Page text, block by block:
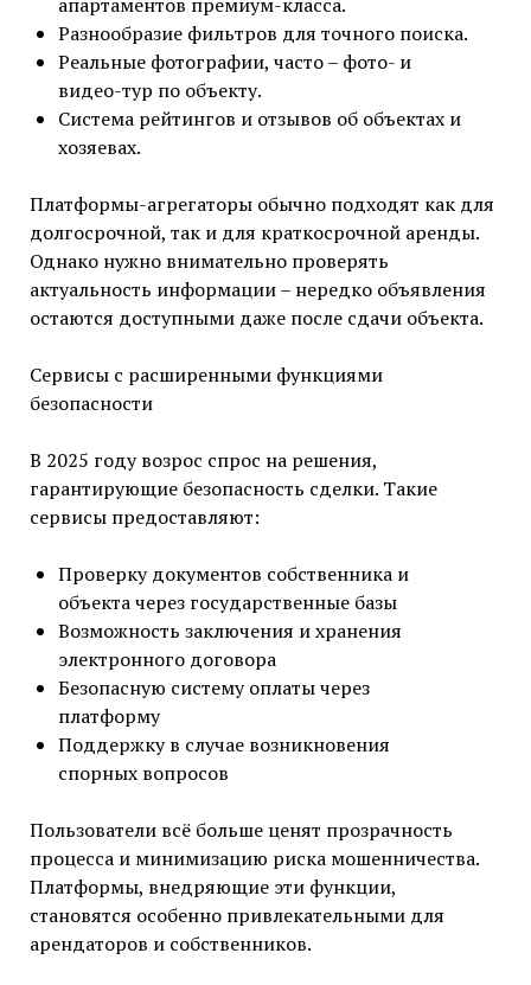
Разнообразие фильтров для точного поиска.
Реальные фотографии, часто – фото- и
видео-тур по объекту.
Система рейтингов и отзывов об объектах и
хозяевах.
Платформы-агрегаторы обычно подходят как для
долгосрочной, так и для краткосрочной аренды.
Однако нужно внимательно проверять
актуальность информации – нередко объявления
остаются доступными даже после сдачи объекта.
Сервисы с расширенными функциями
безопасности
В 2025 году возрос спрос на решения,
гарантирующие безопасность сделки. Такие
сервисы предоставляют:
Проверку документов собственника и
объекта через государственные базы
Возможность заключения и хранения
электронного договора
Безопасную систему оплаты через
платформу
Поддержку в случае возникновения
спорных вопросов
Пользователи всё больше ценят прозрачность
процесса и минимизацию риска мошенничества.
Платформы, внедряющие эти функции,
становятся особенно привлекательными для
арендаторов и собственников.